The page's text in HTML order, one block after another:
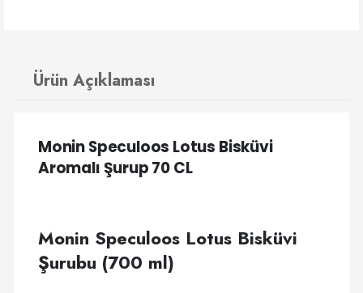
Ürün Açıklaması
Monin Speculoos Lotus Bisküvi
Aromalı Şurup 70 CL
Monin Speculoos Lotus Bisküvi
Şurubu (700 ml)